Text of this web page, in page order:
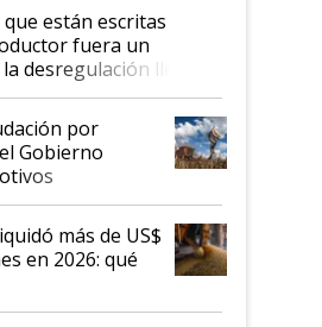
están escritas
fuera un
desregulación llegó
y hasta se
al IPCVA
por
Gobierno
más de US$
en 2026: qué